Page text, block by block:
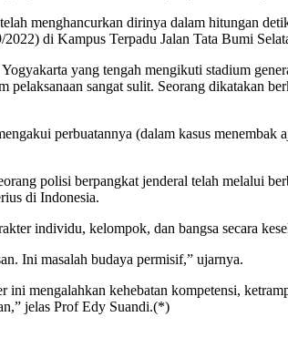
menghancurkan dirinya dalam hitungan
di Kampus Terpadu Jalan Tata Bumi
yang tengah mengikuti stadium
sangat sulit. Seorang dikatakan
perbuatannya (dalam kasus
polisi berpangkat jenderal telah melalui
di Indonesia.
individu, kelompok, dan bangsa secara
Ini masalah budaya permisif,” ujarnya.
mengalahkan kehebatan kompetensi,
jelas Prof Edy Suandi.(*)